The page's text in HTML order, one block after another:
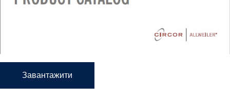
Завантажити